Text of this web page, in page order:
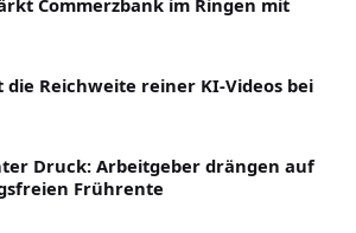
Commerzbank im Ringen mit
die Reichweite reiner KI-Videos bei
Druck: Arbeitgeber drängen auf
Frührente